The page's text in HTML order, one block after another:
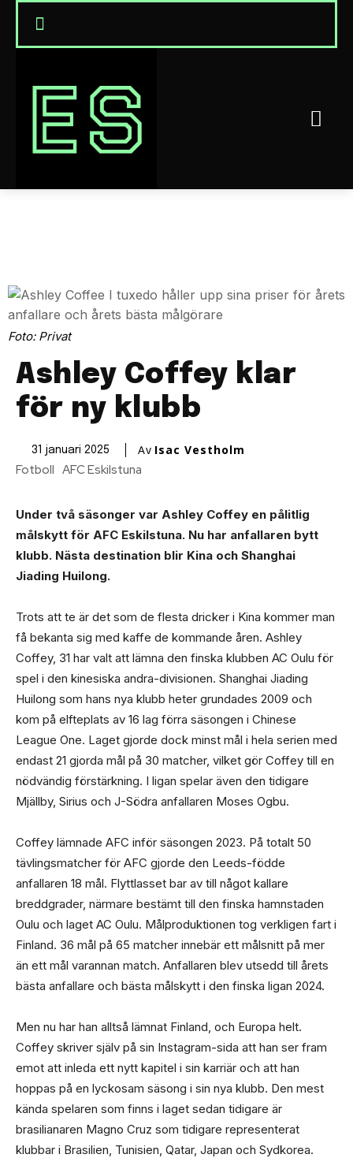
Foto: Privat
Ashley Coffey klar
för ny klubb
31 januari 2025 Av Isac Vestholm
Fotboll AFC Eskilstuna
Under två säsonger var Ashley Coffey en pålitlig
målskytt för AFC Eskilstuna. Nu har anfallaren bytt
klubb. Nästa destination blir Kina och Shanghai
Jiading Huilong.
Trots att te är det som de flesta dricker i Kina kommer man
få bekanta sig med kaffe de kommande åren. Ashley
Coffey, 31 har valt att lämna den finska klubben AC Oulu för
spel i den kinesiska andra-divisionen. Shanghai Jiading
Huilong som hans nya klubb heter grundades 2009 och
kom på elfteplats av 16 lag förra säsongen i Chinese
League One. Laget gjorde dock minst mål i hela serien med
endast 21 gjorda mål på 30 matcher, vilket gör Coffey till en
nödvändig förstärkning. I ligan spelar även den tidigare
Mjällby, Sirius och J-Södra anfallaren Moses Ogbu.
Coffey lämnade AFC inför säsongen 2023. På totalt 50
tävlingsmatcher för AFC gjorde den Leeds-födde
anfallaren 18 mål. Flyttlasset bar av till något kallare
breddgrader, närmare bestämt till den finska hamnstaden
Oulu och laget AC Oulu. Målproduktionen tog verkligen fart i
Finland. 36 mål på 65 matcher innebär ett målsnitt på mer
än ett mål varannan match. Anfallaren blev utsedd till årets
bästa anfallare och bästa målskytt i den finska ligan 2024.
Men nu har han alltså lämnat Finland, och Europa helt.
Coffey skriver själv på sin Instagram-sida att han ser fram
emot att inleda ett nytt kapitel i sin karriär och att han
hoppas på en lyckosam säsong i sin nya klubb. Den mest
kända spelaren som finns i laget sedan tidigare är
brasilianaren Magno Cruz som tidigare representerat
klubbar i Brasilien, Tunisien, Qatar, Japan och Sydkorea.